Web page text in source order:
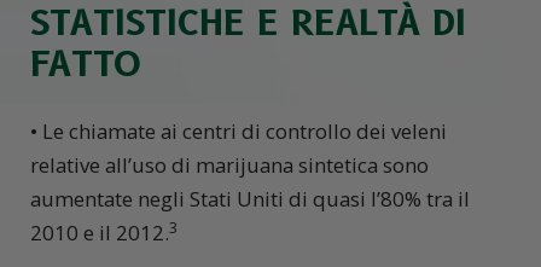
STATISTICHE E REALTÀ DI
FATTO
• Le chiamate ai centri di controllo dei veleni
relative all’uso di marijuana sintetica sono
aumentate negli Stati Uniti di quasi l’80% tra il
2010 e il 2012.3